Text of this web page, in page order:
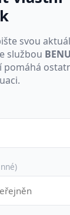
svou
službou
pomáhá